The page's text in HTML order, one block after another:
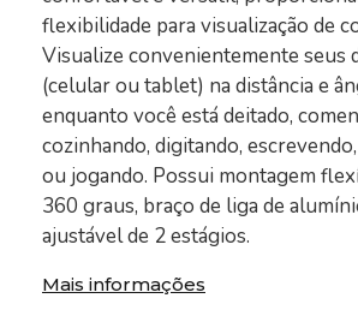
flexibilidade para visualização de
Visualize convenientemente seus
(celular ou tablet) na distância e
enquanto você está deitado,
cozinhando, digitando,
ou jogando. Possui montagem
360 graus, braço de liga de
ajustável de 2 estágios.
Mais informações